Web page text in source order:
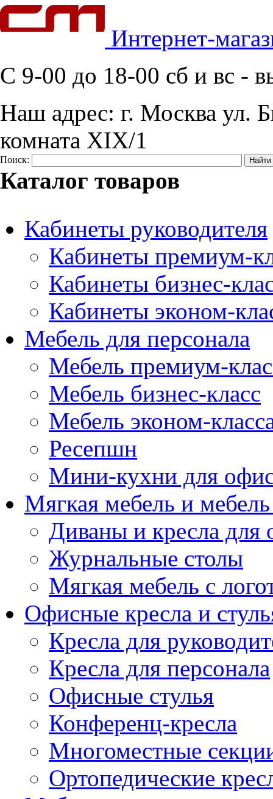
Интернет-
C 9-00 до 18-00 сб и вс -
Наш адрес: г. Москва ул.
комната XIX/1
Поиск:
Каталог товаров
Кабинеты руководителя
Кабинеты премиум-
Кабинеты бизнес-
Кабинеты эконом-
Мебель для персонала
Мебель премиум-
Мебель бизнес-класс
Мебель эконом-
Ресепшн
Мини-кухни для
Мягкая мебель и
Диваны и кресла для
Журнальные столы
Мягкая мебель с
Офисные кресла и
Кресла для
Кресла для персонала
Офисные стулья
Конференц-кресла
Многоместные
Ортопедические